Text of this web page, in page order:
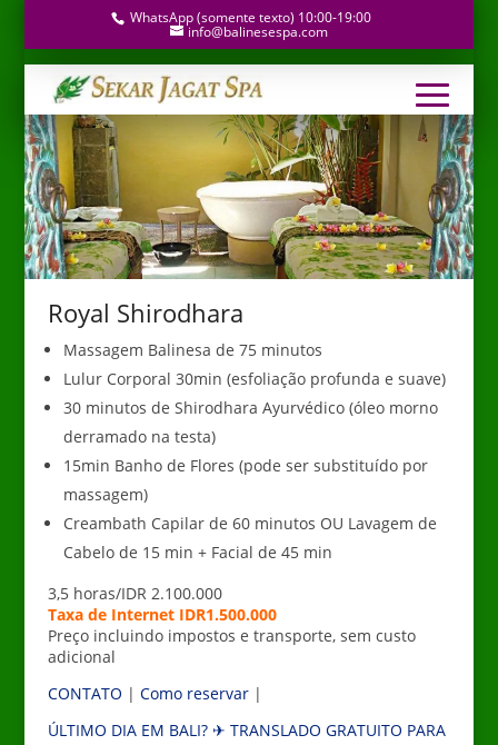
WhatsApp (somente texto) 10:00-19:00
info@balinesespa.com
Royal Shirodhara
Massagem Balinesa de 75 minutos
Lulur Corporal 30min (esfoliação profunda e suave)
30 minutos de Shirodhara Ayurvédico (óleo morno
derramado na testa)
15min Banho de Flores (pode ser substituído por
massagem)
Creambath Capilar de 60 minutos OU Lavagem de
Cabelo de 15 min + Facial de 45 min
3,5 horas/IDR 2.100.000
Taxa de Internet IDR1.500.000
Preço incluindo impostos e transporte, sem custo
adicional
CONTATO | Como reservar |
ÚLTIMO DIA EM BALI? ✈ TRANSLADO GRATUITO PARA